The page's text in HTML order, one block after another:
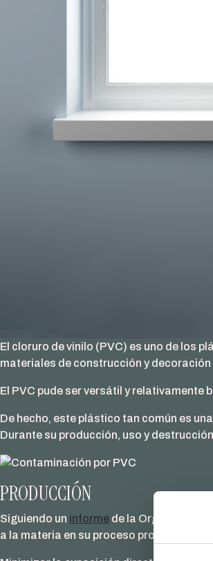
El cloruro de vinilo (PVC) es uno de los
materiales de construcción y decoración
El PVC pude ser versátil y relativamente
De hecho, este plástico tan común es
Durante su producción, uso y
PRODUCCIÓN
Siguiendo un informe de la Organización
a la materia en su proceso productivo.